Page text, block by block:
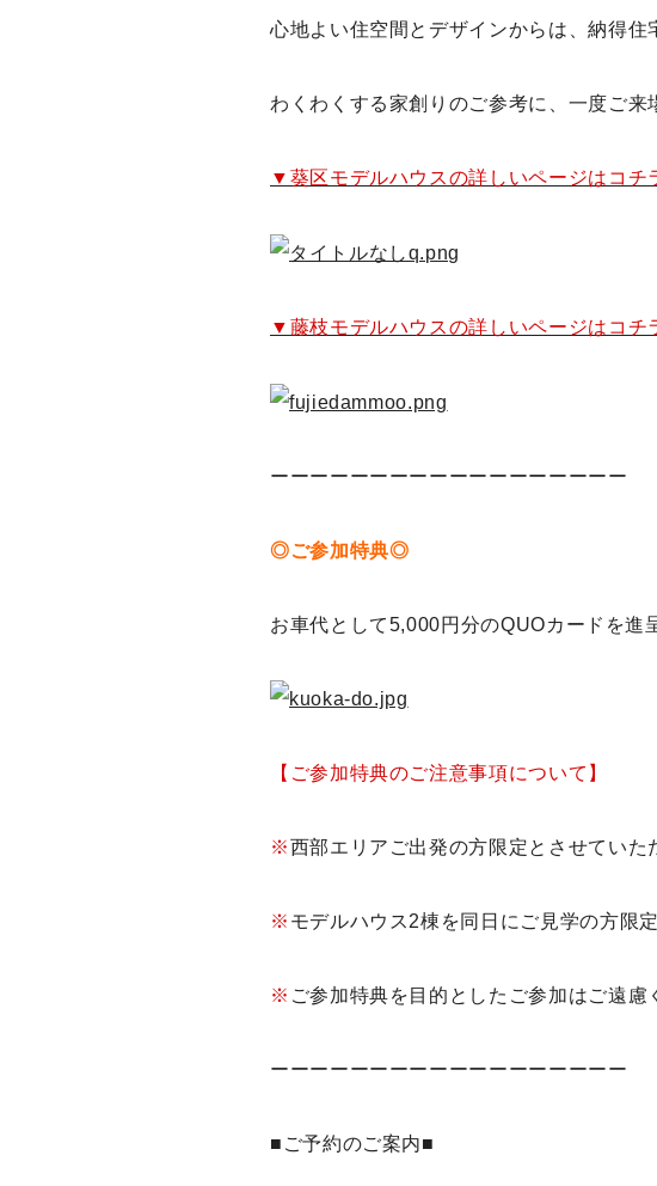
心地よい住空間とデザインからは、納得住
わくわくする家創りのご参考に、一度ご来
▼葵区モデルハウスの詳しいページはコチ
▼藤枝モデルハウスの詳しいページはコチ
ーーーーーーーーーーーーーーーーーー
◎ご参加特典◎
お車代として5,000円分のQUOカードを進
【ご参加特典のご注意事項について】
※西部エリアご出発の方限定とさせていた
※ モデルハウス2棟を同日にご見学の方限
※ ご参加特典を目的としたご参加はご遠慮
ーーーーーーーーーーーーーーーーーー
■ご予約のご案内■